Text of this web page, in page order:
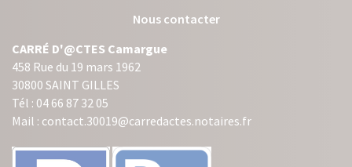
Nous contacter
CARRÉ D'@CTES Camargue
458 Rue du 19 mars 1962
30800 SAINT GILLES
Tél : 04 66 87 32 05
Mail : contact.30019@carredactes.notaires.fr